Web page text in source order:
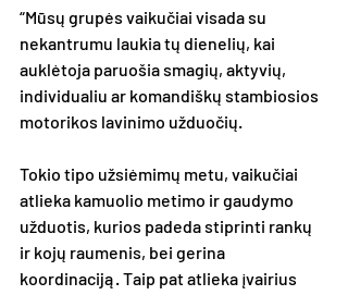
“Mūsų grupės vaikučiai visada su
nekantrumu laukia tų dienelių, kai
auklėtoja paruošia smagių, aktyvių,
individualiu ar komandiškų stambiosios
motorikos lavinimo užduočių.
Tokio tipo užsiėmimų metu, vaikučiai
atlieka kamuolio metimo ir gaudymo
užduotis, kurios padeda stiprinti rankų
ir kojų raumenis, bei gerina
koordinaciją. Taip pat atlieka įvairius